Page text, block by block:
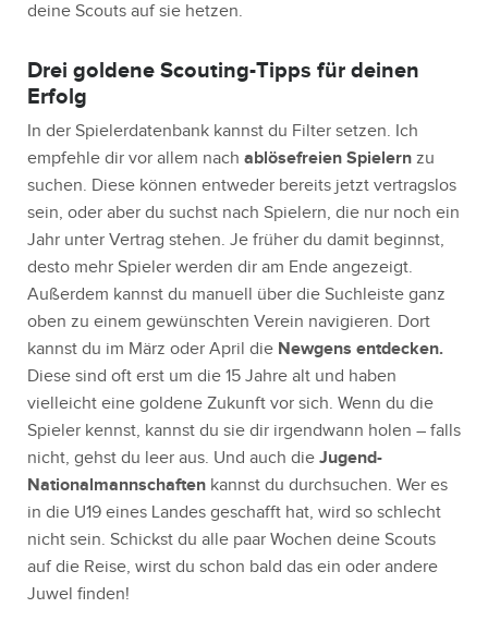
deine Scouts auf sie hetzen.
Drei goldene Scouting-Tipps für deinen
Erfolg
In der Spielerdatenbank kannst du Filter setzen. Ich
empfehle dir vor allem nach ablösefreien Spielern zu
suchen. Diese können entweder bereits jetzt vertragslos
sein, oder aber du suchst nach Spielern, die nur noch ein
Jahr unter Vertrag stehen. Je früher du damit beginnst,
desto mehr Spieler werden dir am Ende angezeigt.
Außerdem kannst du manuell über die Suchleiste ganz
oben zu einem gewünschten Verein navigieren. Dort
kannst du im März oder April die Newgens entdecken.
Diese sind oft erst um die 15 Jahre alt und haben
vielleicht eine goldene Zukunft vor sich. Wenn du die
Spieler kennst, kannst du sie dir irgendwann holen – falls
nicht, gehst du leer aus. Und auch die Jugend-
Nationalmannschaften kannst du durchsuchen. Wer es
in die U19 eines Landes geschafft hat, wird so schlecht
nicht sein. Schickst du alle paar Wochen deine Scouts
auf die Reise, wirst du schon bald das ein oder andere
Juwel finden!